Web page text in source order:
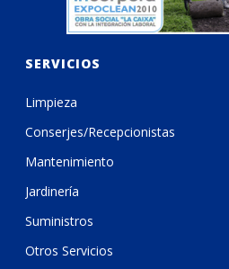
SERVICIOS
Limpieza
Conserjes/Recepcionistas
Mantenimiento
Jardinería
Suministros
Otros Servicios